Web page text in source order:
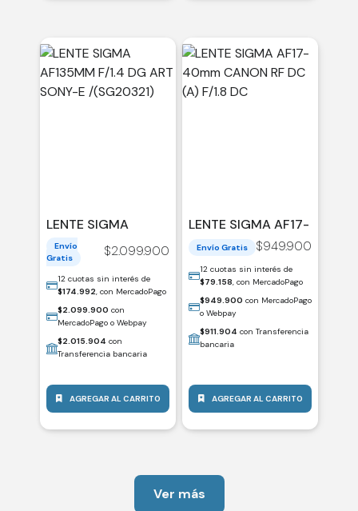
LENTE SIGMA
AF135MM F/1.4 DG
ART SONY-E
/(SG20321)
$2.099.900
Envío
Gratis
12 cuotas sin interés de
$174.992, con MercadoPago
$2.099.900 con
MercadoPago o Webpay
$2.015.904 con
Transferencia bancaria
AGREGAR AL CARRITO
LENTE SIGMA AF17-
40MM CANON RF
DC (A) F/1.8 DC
$949.900
Envío Gratis
12 cuotas sin interés de
$79.158, con MercadoPago
$949.900 con MercadoPago
o Webpay
$911.904 con Transferencia
bancaria
AGREGAR AL CARRITO
Ver más